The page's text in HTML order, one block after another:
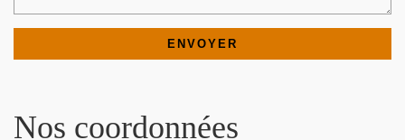
Nos coordonnées